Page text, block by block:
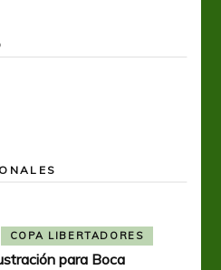
COPA LIBERTADORES
para Boca